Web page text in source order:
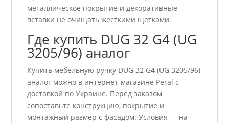
металлическое покрытие и декоративные
вставки не очищать жесткими щетками.
Где купить DUG 32 G4 (UG
3205/96) аналог
Купить мебельную ручку DUG 32 G4 (UG 3205/96)
аналог можно в интернет-магазине Peral с
доставкой по Украине. Перед заказом
сопоставьте конструкцию, покрытие и
монтажный размер с фасадом. Условия — на